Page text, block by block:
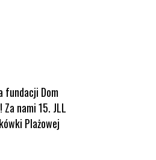
fundacji Dom
Za nami 15. JLL
Plażowej